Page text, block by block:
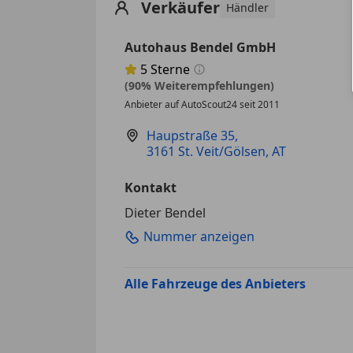
Verkäufer Händler
Autohaus Bendel GmbH
Sternebewertung 5 von 5
5Sterne
(90% Weiterempfehlungen)
Anbieter auf AutoScout24 seit 2011
Haupstraße 35,
3161 St. Veit/Gölsen, AT
Kontakt
Dieter Bendel
Nummer anzeigen
Alle Fahrzeuge des Anbieters